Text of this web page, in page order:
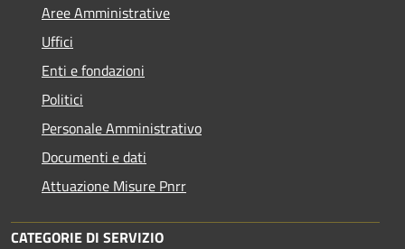
Aree Amministrative
Uffici
Enti e fondazioni
Politici
Personale Amministrativo
Documenti e dati
Attuazione Misure Pnrr
CATEGORIE DI SERVIZIO